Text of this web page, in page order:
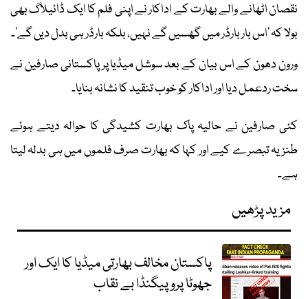
نقصان اٹھانے والے بھارت کے اداکار نے اپنی فلم کا ایک ڈائیلاگ بھی
بولا کہ ’اس بار بارڈر میں گھسیں گے نہیں، بلکہ بارڈر ہی بدل دیں گے‘۔
ورون دھون کے اس بیان کے بعد سوشل میڈیا پر پاکستانی صارفین نے
سخت ردعمل دیا اور اداکار کو خوب تنقید کا نشانہ بنایا۔
کئی صارفین نے حالیہ پاک بھارت کشیدگی کا حوالہ دیتے ہوئے
طنزیہ تبصرے کیے اور کہا کہ بھارت صرف فلموں میں ہی بدلہ لیتا
ہے۔
مزید پڑھیں
پاکستان مخالف بھارتی میڈیا کا ایک اور
جھوٹا پروپیگنڈا بے نقاب